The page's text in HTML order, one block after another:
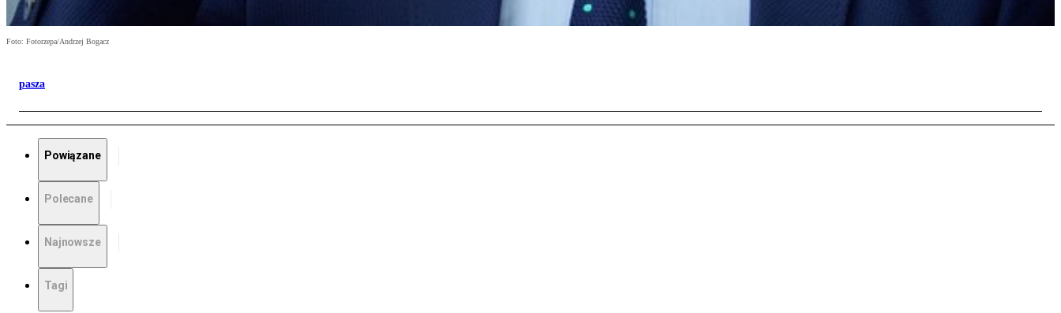
Foto: Fotorzepa/Andrzej Bogacz
pasza
Powiązane
Polecane
Najnowsze
Tagi